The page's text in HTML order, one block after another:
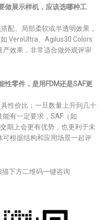
做展示样机，应该选哪种工
配、局部柔软或半透明效果，
如 VeroUltra、Agilus30 Colors
效果，非常适合做外观评审
性零件，是用FDM还是SAF更
性价比；一旦数量上升到几十
有一定要求，SAF（如
期上会更有优势，也更利于未
根据结构和应用场景一起评
下方二维码一键咨询